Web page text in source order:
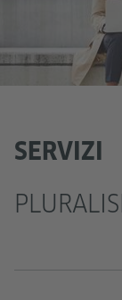
SERVIZI